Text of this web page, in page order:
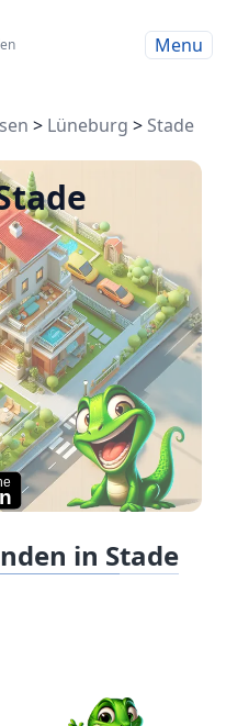
Menu
> Lüneburg > Stade
in Stade